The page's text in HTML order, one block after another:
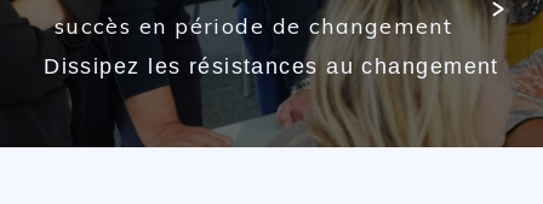
succès en période de changement
Dissipez les résistances au changement